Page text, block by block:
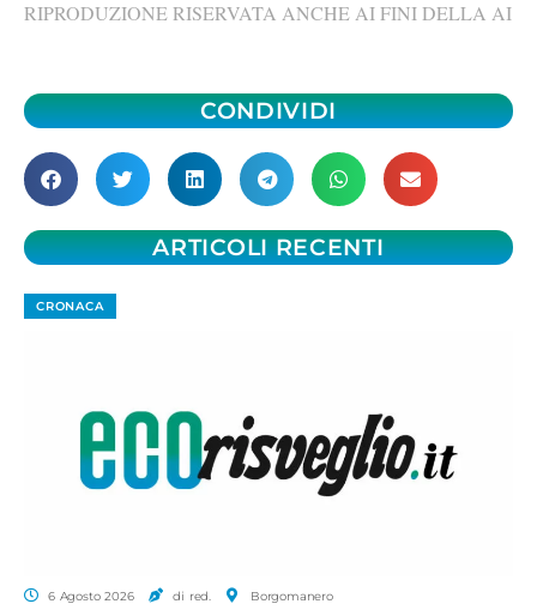
RIPRODUZIONE RISERVATA ANCHE AI FINI DELLA AI
CONDIVIDI
ARTICOLI RECENTI
CRONACA
6 Agosto 2026 di red. Borgomanero